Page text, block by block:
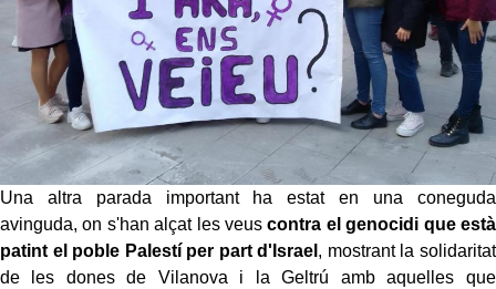
Una altra parada important ha estat en una coneguda
avinguda, on s'han alçat les veuscontra el genocidi que està
patint el poble Palestí per part d'Israel , mostrant la solidaritat
de les dones de Vilanova i la Geltrú amb aquelles que